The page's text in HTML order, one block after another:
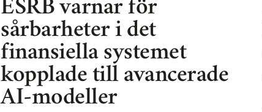
ESRB varnar för
sårbarheter i det
finansiella systemet
kopplade till avancerade
AI-modeller